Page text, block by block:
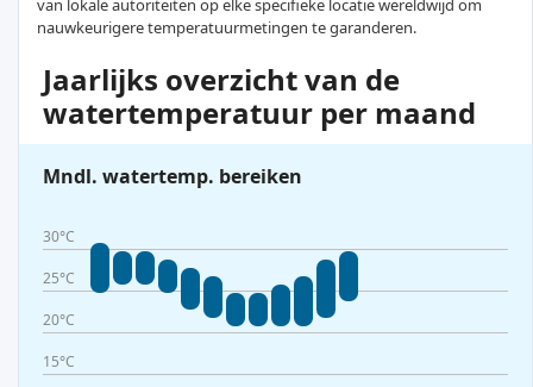
van lokale autoriteiten op elke specifieke locatie wereldwijd om
nauwkeurigere temperatuurmetingen te garanderen.
Jaarlijks overzicht van de
watertemperatuur per maand
Mndl. watertemp. bereiken
30°C
25°C
20°C
15°C